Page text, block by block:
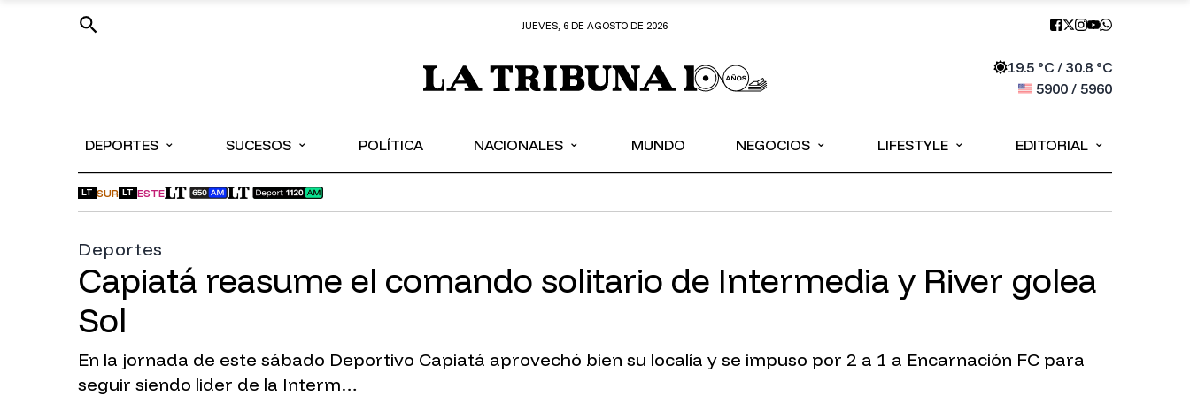
JUEVES, 6 DE AGOSTO DE 2026
19.5°C / 30.8°C
5900/ 5960
DEPORTES ⌄ SUCESOS ⌄ POLÍTICA NACIONALES ⌄ MUNDO NEGOCIOS ⌄ LIFESTYLE ⌄ EDITORIAL ⌄
LT SUR LT ESTE
Deportes
Capiatá reasume el comando solitario de Intermedia y River golea
Sol
En la jornada de este sábado Deportivo Capiatá aprovechó bien su localía y se impuso por 2 a 1 a Encarnación FC para
seguir siendo lider de la Interm…